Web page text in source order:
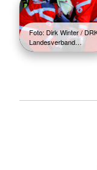
Foto: Dirk Winter /
Landesverband…